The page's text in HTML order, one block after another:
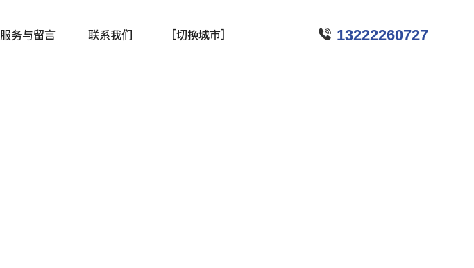
服务与留言 联系我们 [切换城市]  13222260727